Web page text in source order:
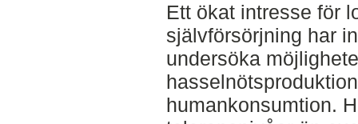
Ett ökat intresse för
självförsörjning har
undersöka
humankonsumtion.